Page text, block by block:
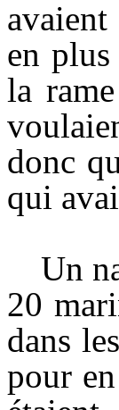
avaient
en
la
donc
qui
Un
20
dans
pour